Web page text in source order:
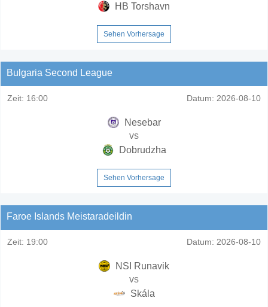
HB Torshavn
Sehen Vorhersage
Bulgaria Second League
Zeit: 16:00 Datum: 2026-08-10
Nesebar
vs
Dobrudzha
Sehen Vorhersage
Faroe Islands Meistaradeildin
Zeit: 19:00 Datum: 2026-08-10
NSI Runavik
vs
Skála